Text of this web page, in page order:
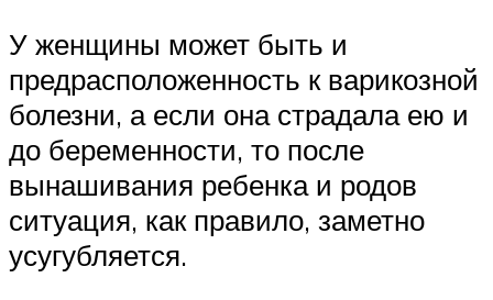
У женщины может быть и
предрасположенность к варикозной
болезни, а если она страдала ею и
до беременности, то после
вынашивания ребенка и родов
ситуация, как правило, заметно
усугубляется.